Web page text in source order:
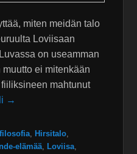
miten meidän talo
Loviisaan
on useamman
ei mitenkään
mahtunut
→
, Hirsitalo,
elämää, Loviisa,